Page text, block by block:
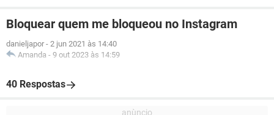
Bloquear quem me bloqueou no Instagram
danieljapor - 2 jun 2021 às 14:40
Amanda - 9 out 2023 às 14:59
40 Respostas